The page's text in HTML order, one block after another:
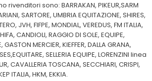
sono: BARRAKAN, PIKEUR,SARM
SARTORE, UMBRIA EQUITAZIONE, SHIRES,
JVH, FIFPE, MONDIAL, VEREDUS, FM ITALIA,
CANDIOLI, RAGGIO DI SOLE, EQUIPE,
GASTON MERCIER, KIEFFER, DALLA GRANA,
SELLERIA EQUIPE, LORENZINI linea
CAVALLERIA TOSCANA, SECCHIARI, CRISPI,
ITALIA, HKM, EKKIA.